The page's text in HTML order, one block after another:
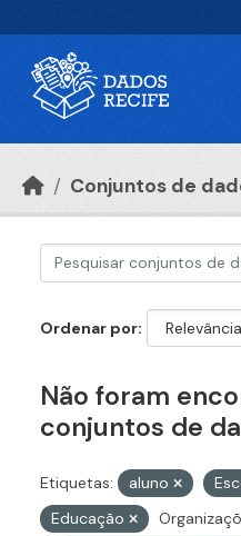
Conjuntos de
Ordenar por
Não foram
conjuntos de
Etiquetas: aluno
Educação